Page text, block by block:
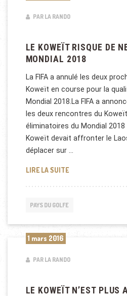
PAR LA RANDO
LE KOWEÏT RISQUE DE
MONDIAL 2018
La FIFA a annulé les deux
Koweït en course pour la
Mondial 2018.La FIFA a
les deux rencontres du
éliminatoires du Mondial 2018
Koweït devait affronter le
déplacer sur …
LIRE LA SUITELE KOWEÏT
PAYS DU GOLFE
1 mars 2016
PAR LA RANDO
LE KOWEÏT N’EST PLUS